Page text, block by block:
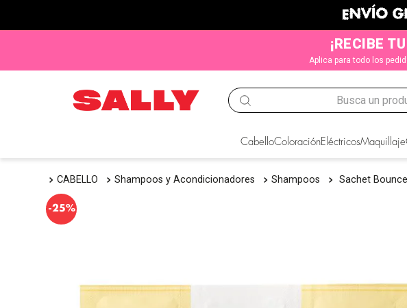
¡RECIBE
Aplica para todo los
Busca
CabelloColoraciónEléctricosMaquillaje
CABELLO Shampoos y Acondicionadores Shampoos Sachet
-25%
TÉRMINOS MÁS BUSCADOS
2. igora